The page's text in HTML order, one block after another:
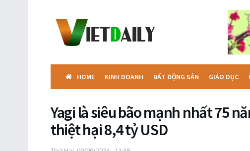
HOME KINH DOANH BẤT ĐỘNG SẢN GIÁO DỤC
Yagi là siêu bão mạnh nhất 75
thiệt hại 8,4 tỷ USD